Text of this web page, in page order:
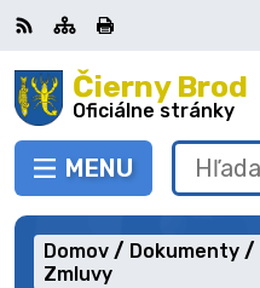
Preskočiť
na
obsah Čierny Brod
Oficiálne stránky
PREPNÚŤ
MENU
RSS MapaTlačiť
Hľadať:
Domov Dokumenty
Zmluvy